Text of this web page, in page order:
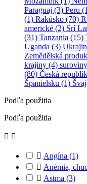
Paraguaj (3) Peru
(1) Rakúsko (70)
americké (2) Srí
(31) Tanzania (15)
Uganda (3)
Zemědělská
krajiny (4)
(80) Česká
Španielsku (1)
Podľa použitia
Podľa použitia
 
 Angína (1)
 Anémia,
 Astma (3)